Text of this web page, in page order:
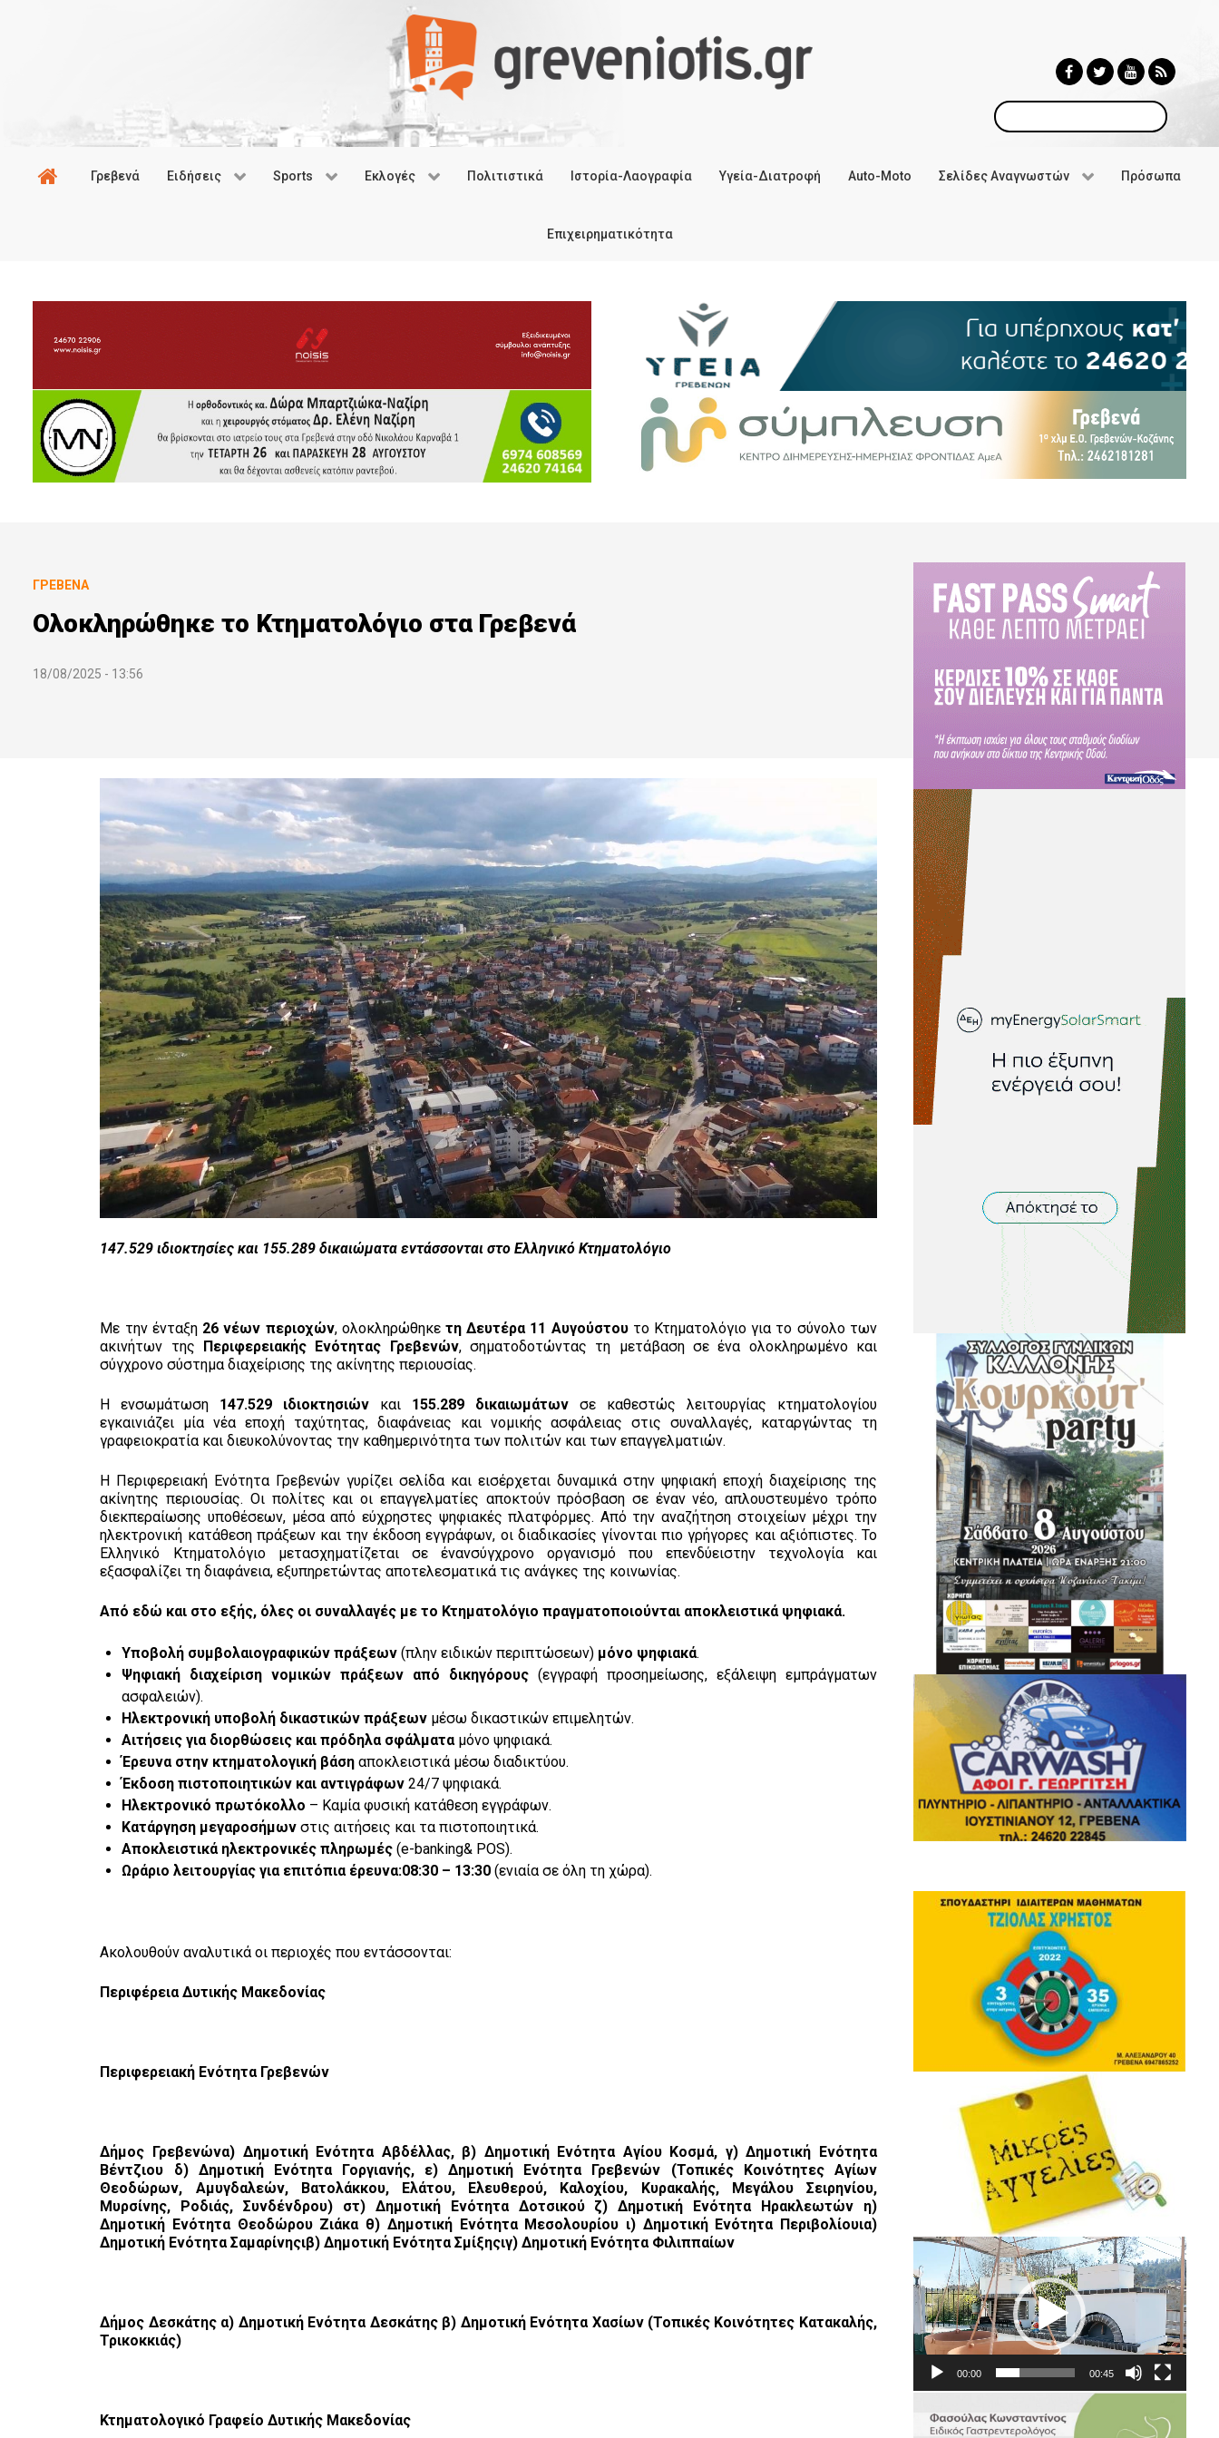
Αναζήτηση
Γρεβενά Ειδήσεις Sports Εκλογές Πολιτιστικά Ιστορία-Λαογραφία Υγεία-Διατροφή Auto-Moto Σελίδες Αναγνωστών Πρόσωπα
Επιχειρηματικότητα
ΓΡΕΒΕΝΆ
Ολοκληρώθηκε το Κτηματολόγιο στα Γρεβενά
18/08/2025 - 13:56
147.529 ιδιοκτησίες και 155.289 δικαιώματα εντάσσονται στο Ελληνικό Κτηματολόγιο
Με την ένταξη 26 νέων περιοχών, ολοκληρώθηκε τη Δευτέρα 11 Αυγούστουτο Κτηματολόγιο για το σύνολο των
ακινήτων της
Περιφερειακής Ενότητας Γρεβενών, σηματοδοτώντας τη μετάβαση σε ένα ολοκληρωμένο και
σύγχρονο σύστημα διαχείρισης της ακίνητης περιουσίας.
Η ενσωμάτωση 147.529 ιδιοκτησιών και 155.289 δικαιωμάτων σε καθεστώς λειτουργίας κτηματολογίου
εγκαινιάζει μία νέα εποχή ταχύτητας, διαφάνειας και νομικής ασφάλειας στις συναλλαγές, καταργώντας τη
γραφειοκρατία και διευκολύνοντας την καθημερινότητα των πολιτών και των επαγγελματιών.
Η Περιφερειακή Ενότητα Γρεβενών γυρίζει σελίδα και εισέρχεται δυναμικά στην ψηφιακή εποχή διαχείρισης της
ακίνητης περιουσίας. Οι πολίτες και οι επαγγελματίες αποκτούν πρόσβαση σε έναν νέο, απλουστευμένο τρόπο
διεκπεραίωσης υποθέσεων, μέσα από εύχρηστες ψηφιακές πλατφόρμες. Από την αναζήτηση στοιχείων μέχρι την
ηλεκτρονική κατάθεση πράξεων και την έκδοση εγγράφων, οι διαδικασίες γίνονται πιο γρήγορες και αξιόπιστες. Το
Ελληνικό Κτηματολόγιο μετασχηματίζεται σε ένανσύγχρονο οργανισμό που επενδύειστην τεχνολογία και
εξασφαλίζει τη διαφάνεια, εξυπηρετώντας αποτελεσματικά τις ανάγκες της κοινωνίας.
Από εδώ και στο εξής, όλες οι συναλλαγές με το Κτηματολόγιο πραγματοποιούνται αποκλειστικά ψηφιακά.
Υποβολή συμβολαιογραφικών πράξεων (πλην ειδικών περιπτώσεων) μόνο ψηφιακά.
Ψηφιακή διαχείριση νομικών πράξεων από δικηγόρους (εγγραφή προσημείωσης, εξάλειψη εμπράγματων
ασφαλειών).
Ηλεκτρονική υποβολή δικαστικών πράξεων μέσω δικαστικών επιμελητών.
Αιτήσεις για διορθώσεις και πρόδηλα σφάλματαμόνο ψηφιακά.
Έρευνα στην κτηματολογική βάση αποκλειστικά μέσω διαδικτύου.
Έκδοση πιστοποιητικών και αντιγράφων 24/7 ψηφιακά.
Ηλεκτρονικό πρωτόκολλο – Καμία φυσική κατάθεση εγγράφων.
Κατάργηση μεγαροσήμων στις αιτήσεις και τα πιστοποιητικά.
Αποκλειστικά ηλεκτρονικές πληρωμές (e-banking& POS).
Ωράριο λειτουργίας για επιτόπια έρευνα:08:30 – 13:30 (ενιαία σε όλη τη χώρα).
Ακολουθούν αναλυτικά οι περιοχές που εντάσσονται:
Περιφέρεια Δυτικής Μακεδονίας
Περιφερειακή Ενότητα Γρεβενών
Δήμος Γρεβενώνα) Δημοτική Ενότητα Αβδέλλας, β) Δημοτική Ενότητα Αγίου Κοσμά, γ) Δημοτική Ενότητα
Βέντζιου δ) Δημοτική Ενότητα Γοργιανής, ε) Δημοτική Ενότητα Γρεβενών (Τοπικές Κοινότητες Αγίων
Θεοδώρων, Αμυγδαλεών, Βατολάκκου, Ελάτου, Ελευθερού, Καλοχίου, Κυρακαλής, Μεγάλου Σειρηνίου,
Μυρσίνης, Ροδιάς, Συνδένδρου) στ) Δημοτική Ενότητα Δοτσικού ζ) Δημοτική Ενότητα Ηρακλεωτών η)
Δημοτική Ενότητα Θεοδώρου Ζιάκα θ) Δημοτική Ενότητα Μεσολουρίου ι) Δημοτική Ενότητα Περιβολίουια)
Δημοτική Ενότητα Σαμαρίνηςιβ) Δημοτική Ενότητα Σμίξηςιγ) Δημοτική Ενότητα Φιλιππαίων
Δήμος Δεσκάτης α) Δημοτική Ενότητα Δεσκάτης β) Δημοτική Ενότητα Χασίων (Τοπικές Κοινότητες Κατακαλής,
Τρικοκκιάς)
Κτηματολογικό Γραφείο Δυτικής Μακεδονίας
Πρόγραμμα
Αναπαραγωγής
Βίντεο
00:00 00:45